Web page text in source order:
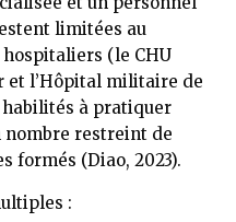
limitées au
hospitaliers (le CHU
et l’Hôpital militaire de
à pratiquer
nombre restreint de
formés (Diao, 2023).
: